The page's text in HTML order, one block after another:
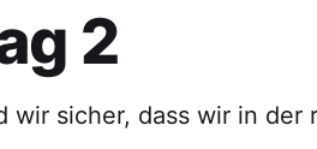
2
wir sicher, dass wir in der